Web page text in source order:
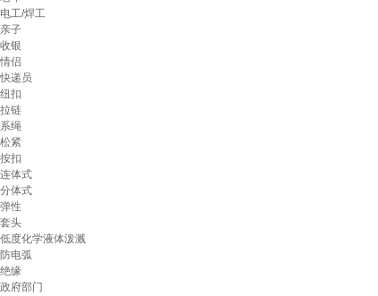
电工/焊工
亲子
收银
情侣
快递员
纽扣
拉链
系绳
松紧
按扣
连体式
分体式
弹性
套头
低度化学液体泼溅
防电弧
绝缘
政府部门